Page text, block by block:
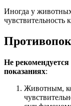
Иногда у
Не
показаниях:
Животным,